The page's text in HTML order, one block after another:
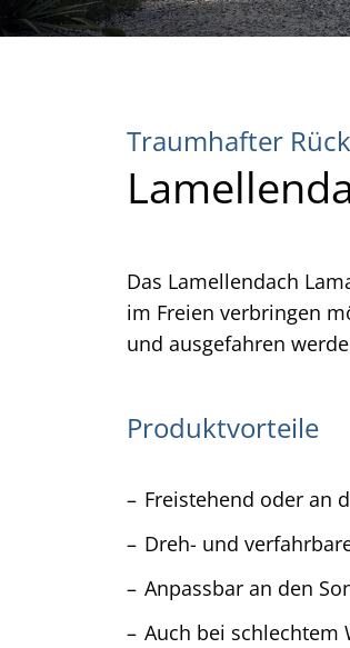
Traumhafter
Das Lamellendach
im Freien verbringen
und ausgefahren
Produktvorteile
Freistehend oder an
Dreh- und
Anpassbar an den
Auch bei schlechtem